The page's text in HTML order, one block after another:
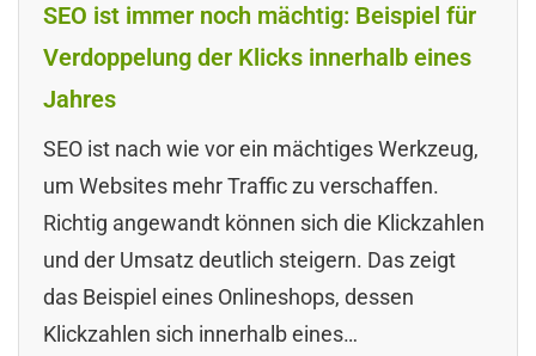
SEO ist immer noch mächtig: Beispiel für
Verdoppelung der Klicks innerhalb eines
Jahres
SEO ist nach wie vor ein mächtiges Werkzeug,
um Websites mehr Traffic zu verschaffen.
Richtig angewandt können sich die Klickzahlen
und der Umsatz deutlich steigern. Das zeigt
das Beispiel eines Onlineshops, dessen
Klickzahlen sich innerhalb eines…